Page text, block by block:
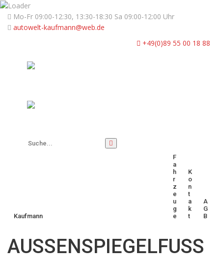
Mo-Fr 09:00-12:30, 13:30-18:30 Sa 09:00-12:00 Uhr
autowelt-kaufmann@web.de
+49(0)89 55 00 18 88
Kaufmann
F
A
H
R
Z
E
U
G
E
K
O
N
T
A
K
T
A
G
B
AUSSENSPIEGELFUSS SC